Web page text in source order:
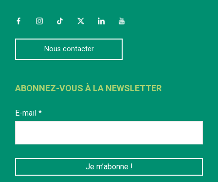
FacebookInstagramTikTokTwitterLinkedInYouTube
Nous contacter
ABONNEZ-VOUS À LA NEWSLETTER
E-mail *